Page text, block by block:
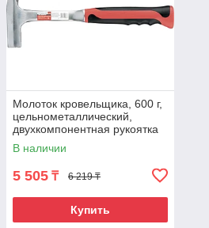
Молоток кровельщика, 600 г,
цельнометаллический,
двухкомпонентная рукоятка
Matrix
В наличии
5 505 ₸ 6 219 ₸
Купить